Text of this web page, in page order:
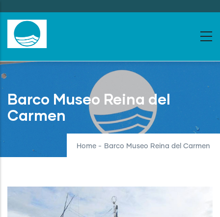
to
main
content
Barco Museo Reina del
Carmen
Home - Barco Museo Reina del Carmen